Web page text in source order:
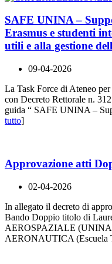
SAFE UNINA –
Erasmus e studenti
utili e alla gestione
09-04-2026
La Task Force di Ateneo
con Decreto Rettorale n.
guida “ SAFE UNINA –
tutto]
Approvazione atti
02-04-2026
In allegato il decreto di
Bando Doppio titolo di
AEROSPAZIALE
AERONAUTICA (Escuela